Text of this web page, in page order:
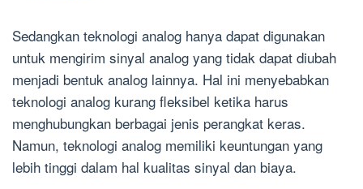
Sedangkan teknologi analog hanya dapat digunakan
untuk mengirim sinyal analog yang tidak dapat diubah
menjadi bentuk analog lainnya. Hal ini menyebabkan
teknologi analog kurang fleksibel ketika harus
menghubungkan berbagai jenis perangkat keras.
Namun, teknologi analog memiliki keuntungan yang
lebih tinggi dalam hal kualitas sinyal dan biaya.